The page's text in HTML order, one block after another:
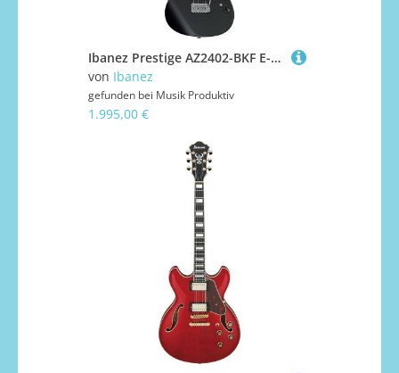
Ibanez Prestige AZ2402-BKF E-Gitarre
von Ibanez
gefunden bei Musik Produktiv
1.995,00 €